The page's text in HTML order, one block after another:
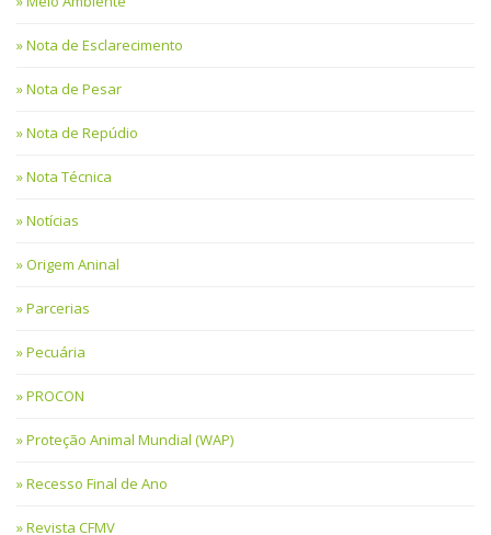
Nota de Esclarecimento
Nota de Pesar
Nota de Repúdio
Nota Técnica
Notícias
Origem Aninal
Parcerias
Pecuária
PROCON
Proteção Animal Mundial (WAP)
Recesso Final de Ano
Revista CFMV